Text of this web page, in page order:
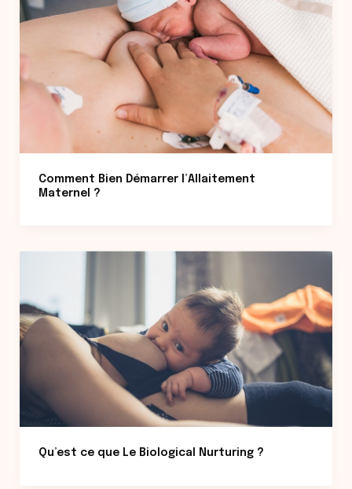
Comment Bien Démarrer l’Allaitement
Maternel ?
Qu’est ce que Le Biological Nurturing ?